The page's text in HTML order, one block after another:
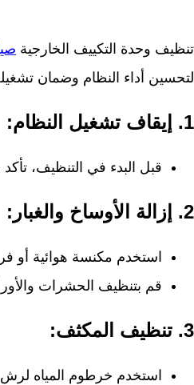
تنظيف وحدة التكييف الخارجية
لتحسين أداء النظام وضمان
1. إيقاف تشغيل النظام:
قبل البدء في التنظيف،
2. إزالة الأوساخ والغبار:
استخدم مكنسة هوائية أو
قم بتنظيف الحشرات
3. تنظيف المكثف:
استخدم خرطوم المياه لرش